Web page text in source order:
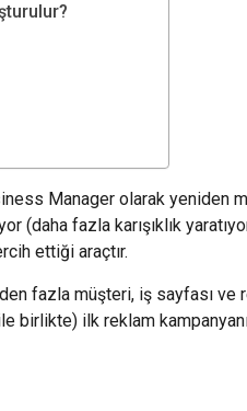
Manager olarak yeniden
(daha fazla karışıklık
ettiği araçtır.
fazla müşteri, iş sayfası
ilk reklam